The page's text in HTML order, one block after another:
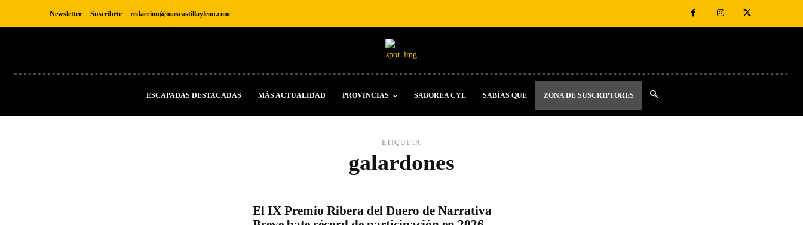
Newsletter Suscríbete redaccion@mascastillayleon.com
ESCAPADAS DESTACADAS MÁS ACTUALIDAD PROVINCIAS SABOREA CYL SABÍAS QUE ZONA DE SUSCRIPTORES
ETIQUETA
galardones
El IX Premio Ribera del Duero de Narrativa